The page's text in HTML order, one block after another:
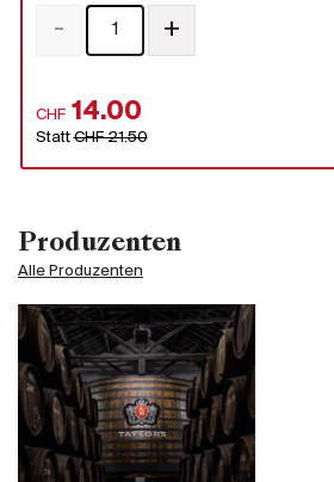
Produzenten
Alle Produzenten
CHF 14.00
StattCHF 21.50
- +